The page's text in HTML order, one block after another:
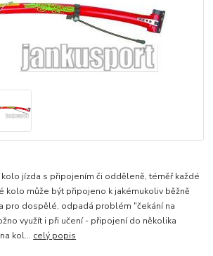
kolo jízda s připojením či odděleně, téměř každé
kolo může být připojeno k jakémukoliv běžně
pro dospělé, odpadá problém "čekání na
využít i při učení - připojení do několika
kol... celý popis